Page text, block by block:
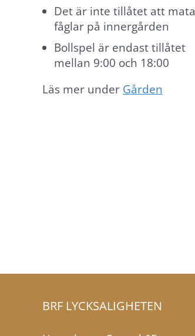
Det är inte tillåtet att mata
fåglar på innergården
Bollspel är endast tillåtet
mellan 9:00 och 18:00
Läs mer under Gården
BRF LYCKSALIGHETEN